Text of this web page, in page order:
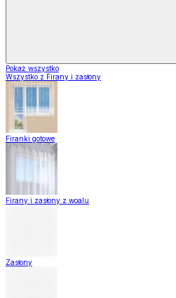
Pokaż wszystko
Wszystko z Firany i zasłony
Firanki gotowe
Firany i zasłony z woalu
Zasłony